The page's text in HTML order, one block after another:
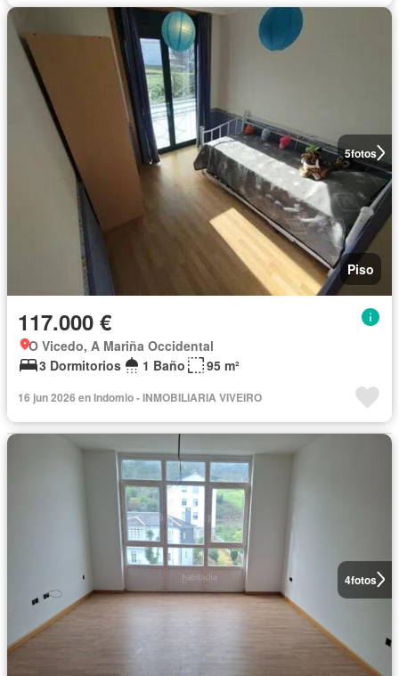
5fotos
Piso
117.000 €
O Vicedo, A Mariña Occidental
3 Dormitorios
1 Baño 95 m²
16 jun 2026 en Indomio - INMOBILIARIA VIVEIRO
4fotos